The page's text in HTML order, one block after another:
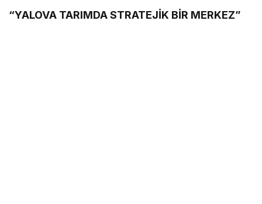
“YALOVA TARIMDA STRATEJİK BİR MERKEZ”